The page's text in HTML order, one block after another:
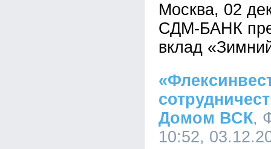
Москва, 02
СДМ-БАНК
вклад
Домом ВСК,
10:52,